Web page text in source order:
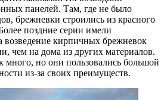
панелей. Там, где не было
брежневки строились из красного
поздние серии имели
кирпичных брежневок
чем на дома из других материалов.
много, но они пользовались большой
из-за своих преимуществ.